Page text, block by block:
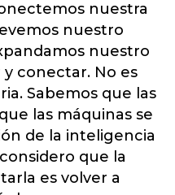
nuestra
nuestro
nuestro
conectar. No es
Sabemos que las
las máquinas se
de la inteligencia
que la
es volver a